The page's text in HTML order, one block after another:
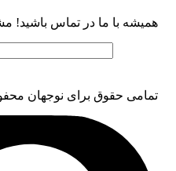
همیشه با ما در تماس باشید!
تمامی حقوق برای نوجهان